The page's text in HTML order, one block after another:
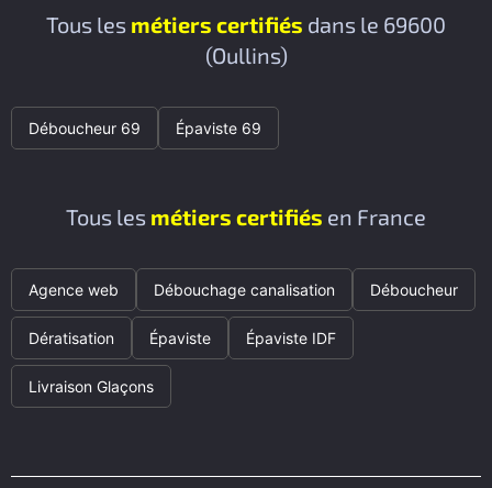
Tous les métiers certifiés dans le 69600
(Oullins)
Déboucheur 69 Épaviste 69
Tous les métiers certifiés en France
Agence web Débouchage canalisation Déboucheur
Dératisation Épaviste Épaviste IDF
Livraison Glaçons